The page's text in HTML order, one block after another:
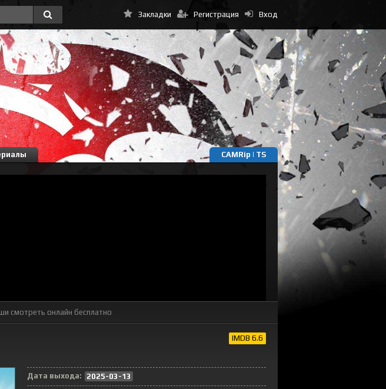
Вход
Регистрация
Закладки
CAMRip | TS
смотреть онлайн бесплатно
IMDB 6.6
Дата выхода:
2025-03-13